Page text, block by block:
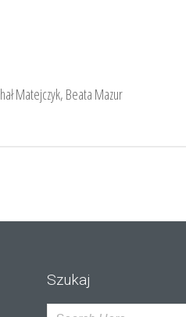
Matejczyk, Beata Mazur
Szukaj